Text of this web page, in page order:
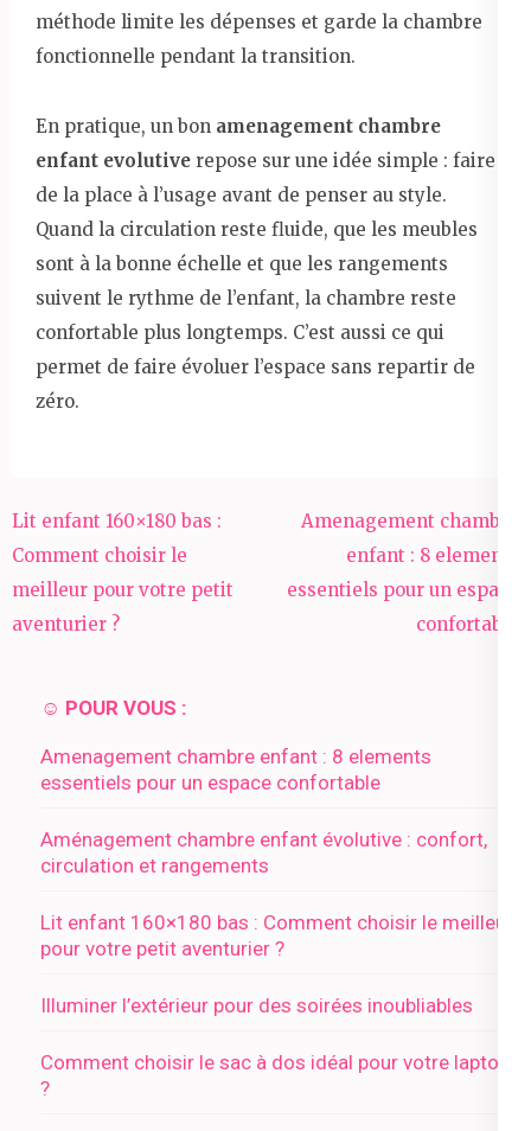
méthode limite les dépenses et garde la chambre
fonctionnelle pendant la transition.
En pratique, un bon amenagement chambre
enfant evolutive repose sur une idée simple : faire
de la place à l’usage avant de penser au style.
Quand la circulation reste fluide, que les meubles
sont à la bonne échelle et que les rangements
suivent le rythme de l’enfant, la chambre reste
confortable plus longtemps. C’est aussi ce qui
permet de faire évoluer l’espace sans repartir de
zéro.
Navigation
de
l’article
Lit enfant 160×180 bas :
Comment choisir le
meilleur pour votre petit
aventurier ?
Amenagement chambre
enfant : 8 elements
essentiels pour un espace
confortable
☺️ POUR VOUS :
Amenagement chambre enfant : 8 elements
essentiels pour un espace confortable
Aménagement chambre enfant évolutive : confort,
circulation et rangements
Lit enfant 160×180 bas : Comment choisir le meilleur
pour votre petit aventurier ?
Illuminer l’extérieur pour des soirées inoubliables
Comment choisir le sac à dos idéal pour votre laptop
?